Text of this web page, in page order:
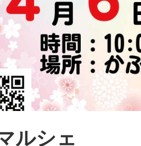
ルシェ
スポットに
域に導入を